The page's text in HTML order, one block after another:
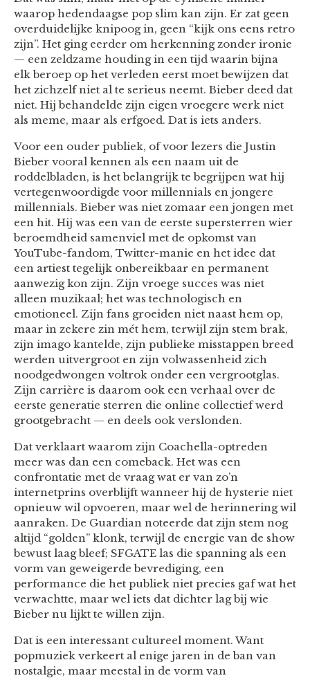
waarop hedendaagse pop slim kan zijn. Er zat geen
overduidelijke knipoog in, geen “kijk ons eens retro
zijn”. Het ging eerder om herkenning zonder ironie
— een zeldzame houding in een tijd waarin bijna
elk beroep op het verleden eerst moet bewijzen dat
het zichzelf niet al te serieus neemt. Bieber deed dat
niet. Hij behandelde zijn eigen vroegere werk niet
als meme, maar als erfgoed. Dat is iets anders.
Voor een ouder publiek, of voor lezers die Justin
Bieber vooral kennen als een naam uit de
roddelbladen, is het belangrijk te begrijpen wat hij
vertegenwoordigde voor millennials en jongere
millennials. Bieber was niet zomaar een jongen met
een hit. Hij was een van de eerste supersterren wier
beroemdheid samenviel met de opkomst van
YouTube-fandom, Twitter-manie en het idee dat
een artiest tegelijk onbereikbaar en permanent
aanwezig kon zijn. Zijn vroege succes was niet
alleen muzikaal; het was technologisch en
emotioneel. Zijn fans groeiden niet naast hem op,
maar in zekere zin mét hem, terwijl zijn stem brak,
zijn imago kantelde, zijn publieke misstappen breed
werden uitvergroot en zijn volwassenheid zich
noodgedwongen voltrok onder een vergrootglas.
Zijn carrière is daarom ook een verhaal over de
eerste generatie sterren die online collectief werd
grootgebracht — en deels ook verslonden.
Dat verklaart waarom zijn Coachella-optreden
meer was dan een comeback. Het was een
confrontatie met de vraag wat er van zo’n
internetprins overblijft wanneer hij de hysterie niet
opnieuw wil opvoeren, maar wel de herinnering wil
aanraken. De Guardian noteerde dat zijn stem nog
altijd “golden” klonk, terwijl de energie van de show
bewust laag bleef; SFGATE las die spanning als een
vorm van geweigerde bevrediging, een
performance die het publiek niet precies gaf wat het
verwachtte, maar wel iets dat dichter lag bij wie
Bieber nu lijkt te willen zijn.
Dat is een interessant cultureel moment. Want
popmuziek verkeert al enige jaren in de ban van
nostalgie, maar meestal in de vorm van